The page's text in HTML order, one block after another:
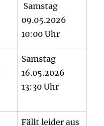
Samstag
09.05.2026
10:00 Uhr
Samstag
16.05.2026
13:30 Uhr
Fällt leider aus